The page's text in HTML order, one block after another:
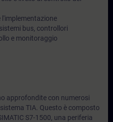
l'implementazione
bus, controllori
e monitoraggio
approfondite con numerosi
TIA. Questo è composto
S7-1500, una periferia